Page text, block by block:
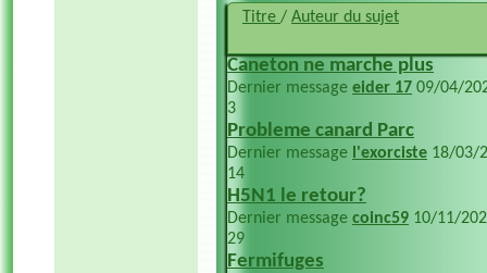
Titre / Auteur du sujet
Caneton ne marche plus
Dernier message eider 17 09/04/
3
Probleme canard Parc
Dernier message l'exorciste 18/03/
14
H5N1 le retour?
Dernier message coinc59 10/11/
29
Fermifuges